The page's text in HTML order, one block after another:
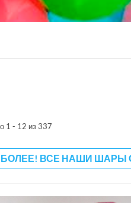
1 - 12 из 337
ВСЕ НАШИ ШАРЫ